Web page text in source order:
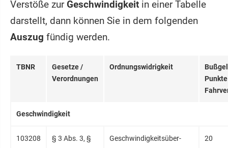
Verstöße zurGeschwindigkeit in einer Tabelle
darstellt, dann können Sie in dem folgenden
Auszug fündig werden.
TBNR
Gesetze /
Verordnungen
Ordnungs­widrigkeit
Geschwindigkeit
103208
§ 3 Abs. 3, §
Geschwindigkeits­über­
20